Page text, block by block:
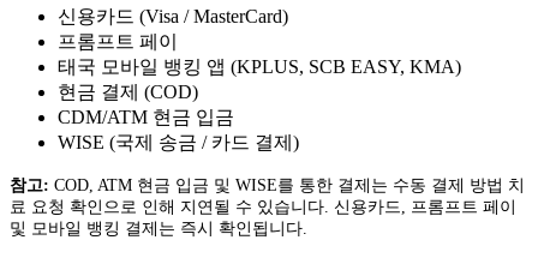
신용카드 (Visa / MasterCard)
프롬프트 페이
태국 모바일 뱅킹 앱 (KPLUS, SCB EASY, KMA)
현금 결제 (COD)
CDM/ATM 현금 입금
WISE (국제 송금 / 카드 결제)
참고: COD, ATM 현금 입금 및 WISE를 통한 결제는 수동 결제 방법 치
료 요청 확인으로 인해 지연될 수 있습니다. 신용카드, 프롬프트 페이
및 모바일 뱅킹 결제는 즉시 확인됩니다.